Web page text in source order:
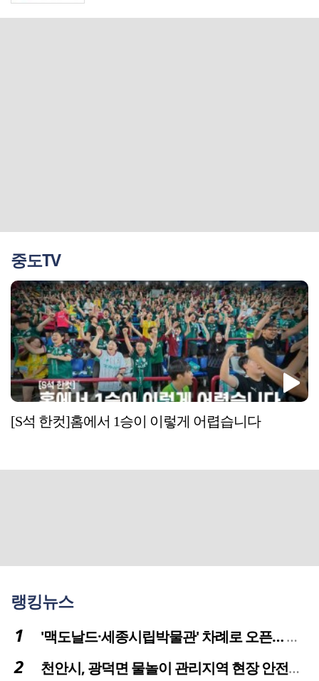
중도TV
[S석 한컷]홈에서 1승이 이렇게 어렵습니다
랭킹뉴스
'맥도날드·세종시립박물관' 차례로 오픈… 고운동 정주여건 좋아진다
천안시, 광덕면 물놀이 관리지역 현장 안전점검 실시